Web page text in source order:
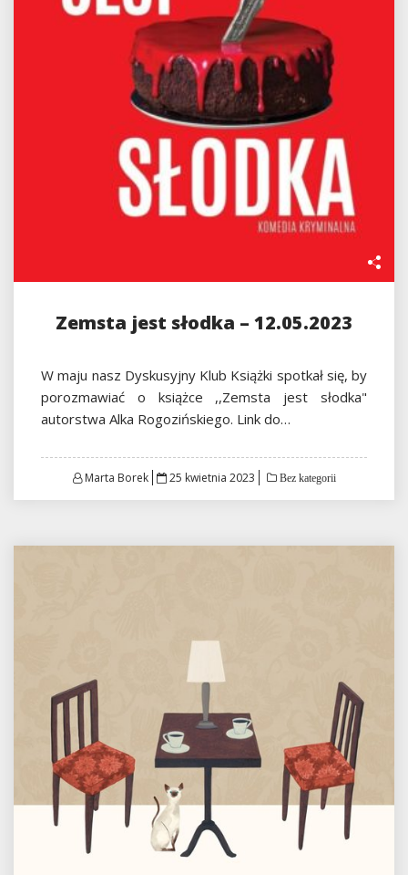
Zemsta jest słodka – 12.05.2023
W maju nasz Dyskusyjny Klub Książki spotkał się, by
porozmawiać o książce ,,Zemsta jest słodka"
autorstwa Alka Rogozińskiego. Link do…
Marta Borek
Posted
25 kwietnia 2023 Bez kategorii